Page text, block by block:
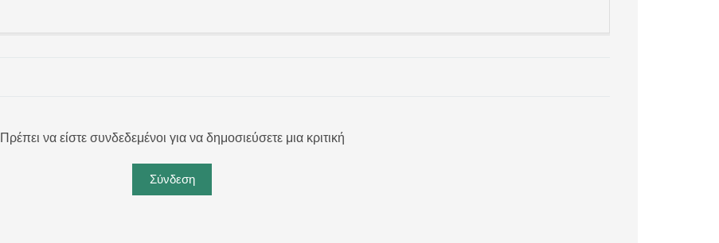
Πρέπει να είστε συνδεδεμένοι για να δημοσιεύσετε μια κριτική
Σύνδεση